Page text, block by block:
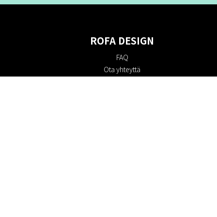
ROFA DESIGN
FAQ
Ota yhteyttä